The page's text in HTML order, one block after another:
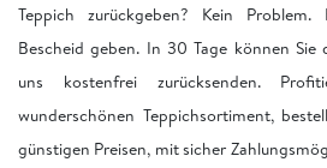
Teppich zurückgeben? Kein
Bescheid geben. In 30 Tage können Sie
uns kostenfrei zurücksenden.
wunderschönen Teppichsortiment,
günstigen Preisen, mit sicher